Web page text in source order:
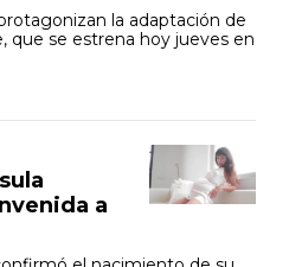
la adaptación de
que se estrena hoy jueves en
a